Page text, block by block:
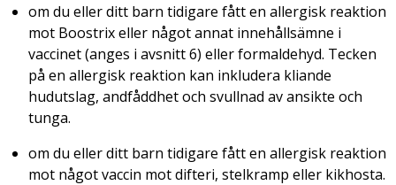
om du eller ditt barn tidigare fått en allergisk reaktion
mot Boostrix eller något annat innehållsämne i
vaccinet (anges i avsnitt 6) eller formaldehyd. Tecken
på en allergisk reaktion kan inkludera kliande
hudutslag, andfåddhet och svullnad av ansikte och
tunga.
om du eller ditt barn tidigare fått en allergisk reaktion
mot något vaccin mot difteri, stelkramp eller kikhosta.